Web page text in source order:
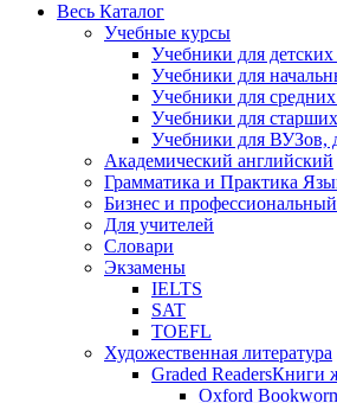
Весь Каталог
Учебные курсы
Учебники для детских
Учебники для
Учебники для средних
Учебники для
Учебники для ВУЗов,
Академический английский
Грамматика и Практика
Бизнес и
Для учителей
Словари
Экзамены
IELTS
SAT
TOEFL
Художественная литература
Graded ReadersКниги
Oxford